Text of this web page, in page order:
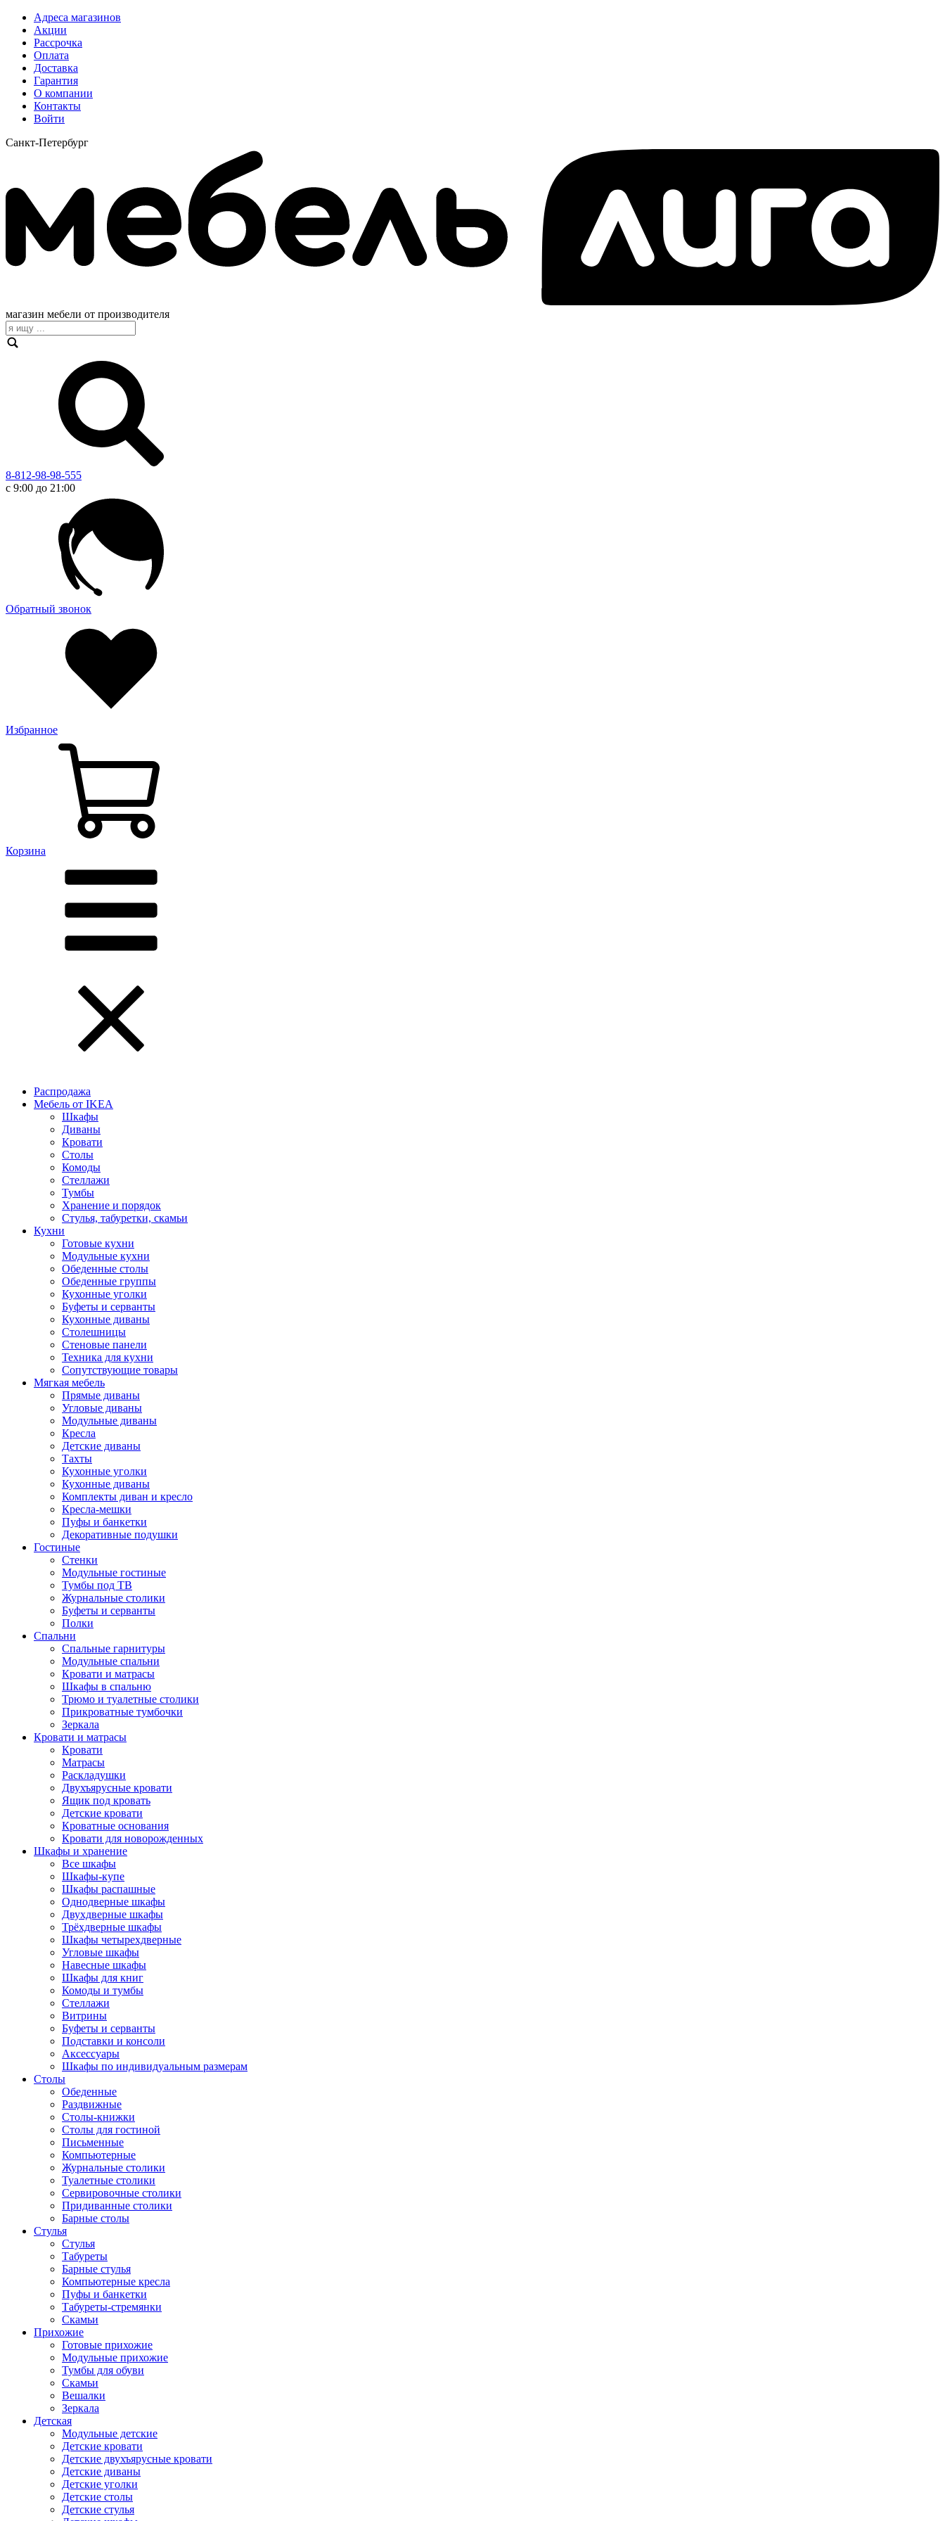
Адреса магазинов
Акции
Рассрочка
Оплата
Доставка
Гарантия
О компании
Контакты
Войти
Санкт-Петербург
магазин мебели от производителя
8-812-98-98-555
с 9:00 до 21:00
Обратный звонок
Избранное
Корзина
Распродажа
Мебель от IKEA
Шкафы
Диваны
Кровати
Столы
Комоды
Стеллажи
Тумбы
Хранение и порядок
Стулья, табуретки, скамьи
Кухни
Готовые кухни
Модульные кухни
Обеденные столы
Обеденные группы
Кухонные уголки
Буфеты и серванты
Кухонные диваны
Столешницы
Стеновые панели
Техника для кухни
Сопутствующие товары
Мягкая мебель
Прямые диваны
Угловые диваны
Модульные диваны
Кресла
Детские диваны
Тахты
Кухонные уголки
Кухонные диваны
Комплекты диван и кресло
Кресла-мешки
Пуфы и банкетки
Декоративные подушки
Гостиные
Стенки
Модульные гостиные
Тумбы под ТВ
Журнальные столики
Буфеты и серванты
Полки
Спальни
Спальные гарнитуры
Модульные спальни
Кровати и матрасы
Шкафы в спальню
Трюмо и туалетные столики
Прикроватные тумбочки
Зеркала
Кровати и матрасы
Кровати
Матрасы
Раскладушки
Двухъярусные кровати
Ящик под кровать
Детские кровати
Кроватные основания
Кровати для новорожденных
Шкафы и хранение
Все шкафы
Шкафы-купе
Шкафы распашные
Однодверные шкафы
Двухдверные шкафы
Трёхдверные шкафы
Шкафы четырехдверные
Угловые шкафы
Навесные шкафы
Шкафы для книг
Комоды и тумбы
Стеллажи
Витрины
Буфеты и серванты
Подставки и консоли
Аксессуары
Шкафы по индивидуальным размерам
Столы
Обеденные
Раздвижные
Столы-книжки
Столы для гостиной
Письменные
Компьютерные
Журнальные столики
Туалетные столики
Сервировочные столики
Придиванные столики
Барные столы
Стулья
Стулья
Табуреты
Барные стулья
Компьютерные кресла
Пуфы и банкетки
Табуреты-стремянки
Скамьи
Прихожие
Готовые прихожие
Модульные прихожие
Тумбы для обуви
Скамьи
Вешалки
Зеркала
Детская
Модульные детские
Детские кровати
Детские двухъярусные кровати
Детские диваны
Детские уголки
Детские столы
Детские стулья